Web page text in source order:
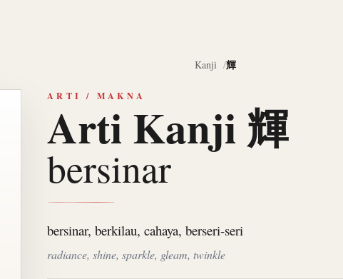
Kanji 輝
ARTI / MAKNA
Arti Kanji 輝
bersinar
bersinar, berkilau, cahaya, berseri-seri
radiance, shine, sparkle, gleam, twinkle